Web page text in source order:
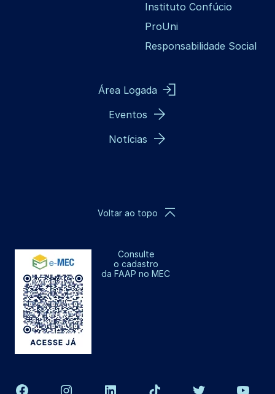
Instituto Confúcio
ProUni
Responsabilidade Social
Área Logada
Eventos
Notícias
Consulte
o cadastro
da FAAP no MEC
Voltar ao topo